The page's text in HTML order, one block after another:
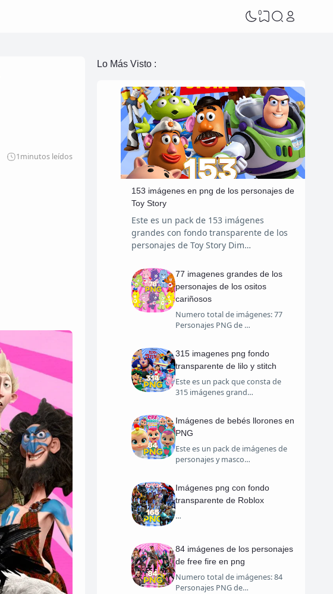
0
1minutos leídos
Lo Más Visto :
153 imágenes en png de los personajes de
Toy Story
Este es un pack de 153 imágenes
grandes con fondo transparente de los
personajes de Toy Story Dim…
77 imagenes grandes de los
personajes de los ositos
cariñosos
Numero total de imágenes: 77
Personajes PNG de …
315 imagenes png fondo
transparente de lilo y stitch
Este es un pack que consta de
315 imágenes grand…
Imágenes de bebés llorones en
PNG
Este es un pack de imágenes de
personajes y masco…
Imágenes png con fondo
transparente de Roblox
…
84 imágenes de los personajes
de free fire en png
Numero total de imágenes: 84
Personajes PNG de…